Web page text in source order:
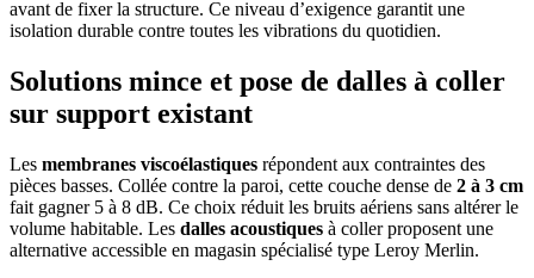
avant de fixer la structure. Ce niveau d’exigence garantit une
isolation durable contre toutes les vibrations du quotidien.
Solutions mince et pose de dalles à coller
sur support existant
Les membranes viscoélastiques répondent aux contraintes des
pièces basses. Collée contre la paroi, cette couche dense de 2 à 3 cm
fait gagner 5 à 8 dB. Ce choix réduit les bruits aériens sans altérer le
volume habitable. Les dalles acoustiques à coller proposent une
alternative accessible en magasin spécialisé type Leroy Merlin.